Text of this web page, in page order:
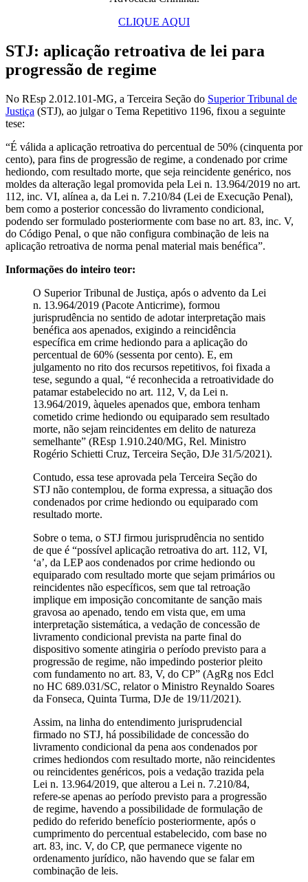
CLIQUE AQUI
STJ: aplicação retroativa de lei para
progressão de regime
No REsp 2.012.101-MG, a Terceira Seção do Superior Tribunal de
Justiça (STJ), ao julgar o Tema Repetitivo 1196, fixou a seguinte
tese:
“É válida a aplicação retroativa do percentual de 50% (cinquenta por
cento), para fins de progressão de regime, a condenado por crime
hediondo, com resultado morte, que seja reincidente genérico, nos
moldes da alteração legal promovida pela Lei n. 13.964/2019 no art.
112, inc. VI, alínea a, da Lei n. 7.210/84 (Lei de Execução Penal),
bem como a posterior concessão do livramento condicional,
podendo ser formulado posteriormente com base no art. 83, inc. V,
do Código Penal, o que não configura combinação de leis na
aplicação retroativa de norma penal material mais benéfica”.
Informações do inteiro teor:
O Superior Tribunal de Justiça, após o advento da Lei
n. 13.964/2019 (Pacote Anticrime), formou
jurisprudência no sentido de adotar interpretação mais
benéfica aos apenados, exigindo a reincidência
específica em crime hediondo para a aplicação do
percentual de 60% (sessenta por cento). E, em
julgamento no rito dos recursos repetitivos, foi fixada a
tese, segundo a qual, “é reconhecida a retroatividade do
patamar estabelecido no art. 112, V, da Lei n.
13.964/2019, àqueles apenados que, embora tenham
cometido crime hediondo ou equiparado sem resultado
morte, não sejam reincidentes em delito de natureza
semelhante” (REsp 1.910.240/MG, Rel. Ministro
Rogério Schietti Cruz, Terceira Seção, DJe 31/5/2021).
Contudo, essa tese aprovada pela Terceira Seção do
STJ não contemplou, de forma expressa, a situação dos
condenados por crime hediondo ou equiparado com
resultado morte.
Sobre o tema, o STJ firmou jurisprudência no sentido
de que é “possível aplicação retroativa do art. 112, VI,
‘a’, da LEP aos condenados por crime hediondo ou
equiparado com resultado morte que sejam primários ou
reincidentes não específicos, sem que tal retroação
implique em imposição concomitante de sanção mais
gravosa ao apenado, tendo em vista que, em uma
interpretação sistemática, a vedação de concessão de
livramento condicional prevista na parte final do
dispositivo somente atingiria o período previsto para a
progressão de regime, não impedindo posterior pleito
com fundamento no art. 83, V, do CP” (AgRg nos Edcl
no HC 689.031/SC, relator o Ministro Reynaldo Soares
da Fonseca, Quinta Turma, DJe de 19/11/2021).
Assim, na linha do entendimento jurisprudencial
firmado no STJ, há possibilidade de concessão do
livramento condicional da pena aos condenados por
crimes hediondos com resultado morte, não reincidentes
ou reincidentes genéricos, pois a vedação trazida pela
Lei n. 13.964/2019, que alterou a Lei n. 7.210/84,
refere-se apenas ao período previsto para a progressão
de regime, havendo a possibilidade de formulação de
pedido do referido benefício posteriormente, após o
cumprimento do percentual estabelecido, com base no
art. 83, inc. V, do CP, que permanece vigente no
ordenamento jurídico, não havendo que se falar em
combinação de leis.